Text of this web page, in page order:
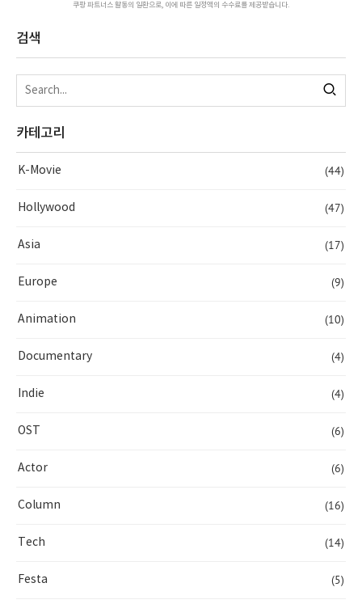
쿠팡 파트너스 활동의 일환으로, 이에 따른 일정액의 수수료를 제공받습니다.
검색
카테고리
K-Movie (44)
Hollywood (47)
Asia (17)
Europe (9)
Animation (10)
Documentary (4)
Indie (4)
OST (6)
Actor (6)
Column (16)
Tech (14)
Festa (5)